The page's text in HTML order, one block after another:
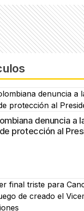
denuncia a
protección al